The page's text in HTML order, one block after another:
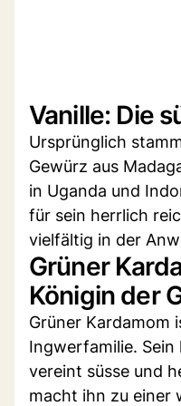
Vanille: Die
Ursprünglich
Gewürz aus
in Uganda und
für sein herrlich
vielfältig in der
Grüner
Königin der
Grüner Kardamom
Ingwerfamilie. Sein
vereint süsse und
macht ihn zu einer